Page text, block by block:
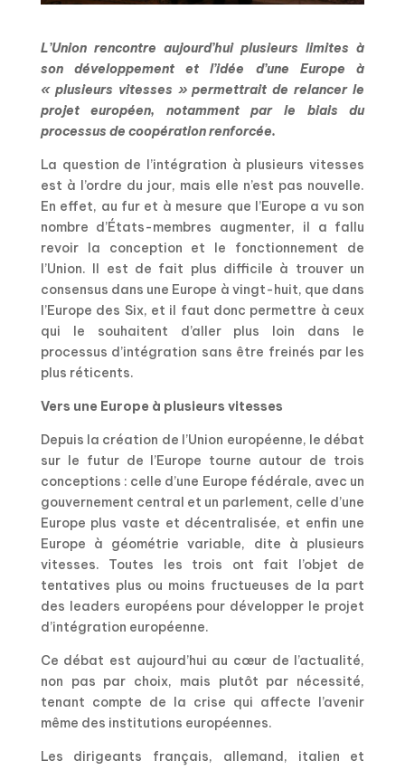
L’Union rencontre aujourd’hui plusieurs limites à
son développement et l’idée d’une Europe à
« plusieurs vitesses » permettrait de relancer le
projet européen, notamment par le biais du
processus de coopération renforcée.
La question de l’intégration à plusieurs vitesses
est à l’ordre du jour, mais elle n’est pas nouvelle.
En effet, au fur et à mesure que l’Europe a vu son
nombre d’États-membres augmenter, il a fallu
revoir la conception et le fonctionnement de
l’Union. Il est de fait plus difficile à trouver un
consensus dans une Europe à vingt-huit, que dans
l’Europe des Six, et il faut donc permettre à ceux
qui le souhaitent d’aller plus loin dans le
processus d’intégration sans être freinés par les
plus réticents.
Vers une Europe à plusieurs vitesses
Depuis la création de l’Union européenne, le débat
sur le futur de l’Europe tourne autour de trois
conceptions : celle d’une Europe fédérale, avec un
gouvernement central et un parlement, celle d’une
Europe plus vaste et décentralisée, et enfin une
Europe à géométrie variable, dite à plusieurs
vitesses. Toutes les trois ont fait l’objet de
tentatives plus ou moins fructueuses de la part
des leaders européens pour développer le projet
d’intégration européenne.
Ce débat est aujourd’hui au cœur de l’actualité,
non pas par choix, mais plutôt par nécessité,
tenant compte de la crise qui affecte l’avenir
même des institutions européennes.
Les dirigeants français, allemand, italien et